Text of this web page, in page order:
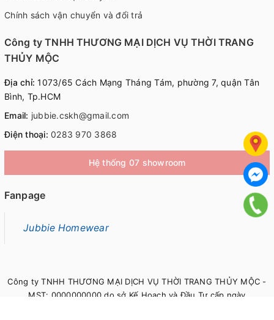
Chính sách vận chuyển và đổi trả
Công ty TNHH THƯƠNG MẠI DỊCH VỤ THỜI TRANG
THỦY MỘC
Địa chỉ: 1073/65 Cách Mạng Tháng Tám, phường 7, quận Tân
Bình, Tp.HCM
Email: jubbie.cskh@gmail.com
Điện thoại: 0283 970 3868
Hệ thống 07 showroom
Công ty TNHH THƯƠNG MẠI DỊCH VỤ THỜI TRANG THỦY MỘC -
MST: 0000000000 do sở Kế Hoạch và Đầu Tư cấp ngày
Fanpage
Jubbie Homewear